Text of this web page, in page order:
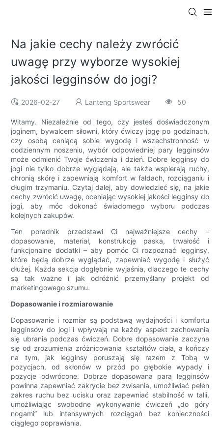
Na jakie cechy należy zwrócić
uwagę przy wyborze wysokiej
jakości legginsów do jogi?
2026-02-27 Lanteng Sportswear 50
Witamy. Niezależnie od tego, czy jesteś doświadczonym
joginem, bywalcem siłowni, który ćwiczy jogę po godzinach,
czy osobą ceniącą sobie wygodę i wszechstronność w
codziennym noszeniu, wybór odpowiedniej pary legginsów
może odmienić Twoje ćwiczenia i dzień. Dobre legginsy do
jogi nie tylko dobrze wyglądają, ale także wspierają ruchy,
chronią skórę i zapewniają komfort w fałdach, rozciąganiu i
długim trzymaniu. Czytaj dalej, aby dowiedzieć się, na jakie
cechy zwrócić uwagę, oceniając wysokiej jakości legginsy do
jogi, aby móc dokonać świadomego wyboru podczas
kolejnych zakupów.
Ten poradnik przedstawi Ci najważniejsze cechy –
dopasowanie, materiał, konstrukcję paska, trwałość i
funkcjonalne dodatki – aby pomóc Ci rozpoznać legginsy,
które będą dobrze wyglądać, zapewniać wygodę i służyć
dłużej. Każda sekcja dogłębnie wyjaśnia, dlaczego te cechy
są tak ważne i jak odróżnić przemyślany projekt od
marketingowego szumu.
Dopasowanie i rozmiarowanie
Dopasowanie i rozmiar są podstawą wydajności i komfortu
legginsów do jogi i wpływają na każdy aspekt zachowania
się ubrania podczas ćwiczeń. Dobre dopasowanie zaczyna
się od zrozumienia zróżnicowania kształtów ciała, a kończy
na tym, jak legginsy poruszają się razem z Tobą w
pozycjach, od skłonów w przód po głębokie wypady i
pozycje odwrócone. Dobrze dopasowana para legginsów
powinna zapewniać zakrycie bez zwisania, umożliwiać pełen
zakres ruchu bez ucisku oraz zapewniać stabilność w talii,
umożliwiając swobodne wykonywanie ćwiczeń „do góry
nogami” lub intensywnych rozciągań bez konieczności
ciągłego poprawiania.